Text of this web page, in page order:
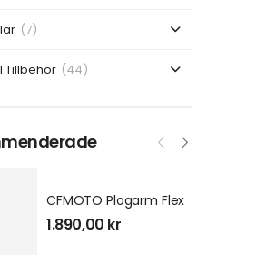
(7)
Tillbehör (44)
CFMOTO Plogarm Flex
1.890,00 kr